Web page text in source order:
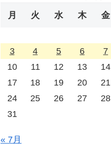
月 火 水 木 金
3
4 5 6 7
10
11 12 13 14
17
18 19 20 21
24
25 26 27 28
31
« 7月